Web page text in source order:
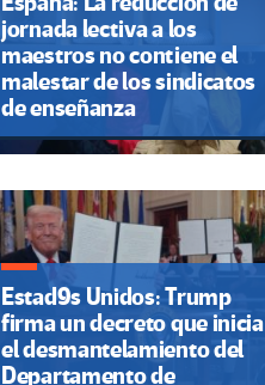
jornada lectiva a los
maestros no contiene el
malestar de los sindicatos
de enseñanza
Estad9s Unidos: Trump
firma un decreto que inicia
el desmantelamiento del
Departamento de